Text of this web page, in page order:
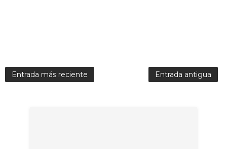
Entrada más reciente Entrada antigua